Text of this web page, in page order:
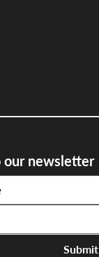
our newsletter
Submit